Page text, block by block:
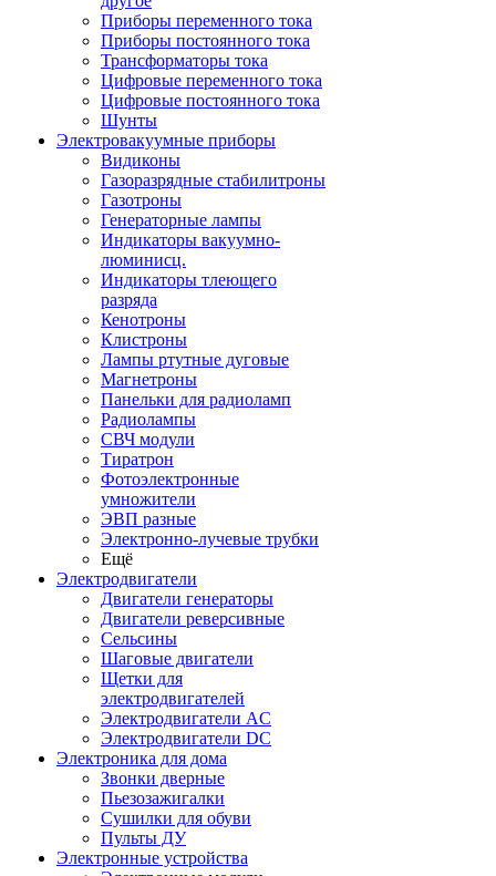
Приборы переменного тока
Приборы постоянного тока
Трансформаторы тока
Цифровые переменного тока
Цифровые постоянного тока
Шунты
Электровакуумные приборы
Видиконы
Газоразрядные стабилитроны
Газотроны
Генераторные лампы
Индикаторы вакуумно-
люминисц.
Индикаторы тлеющего
разряда
Кенотроны
Клистроны
Лампы ртутные дуговые
Магнетроны
Панельки для радиоламп
Радиолампы
СВЧ модули
Тиратрон
Фотоэлектронные
умножители
ЭВП разные
Электронно-лучевые трубки
Ещё
Электродвигатели
Двигатели генераторы
Двигатели реверсивные
Сельсины
Шаговые двигатели
Щетки для
электродвигателей
Электродвигатели AC
Электродвигатели DC
Электроника для дома
Звонки дверные
Пьезозажигалки
Сушилки для обуви
Пульты ДУ
Электронные устройства